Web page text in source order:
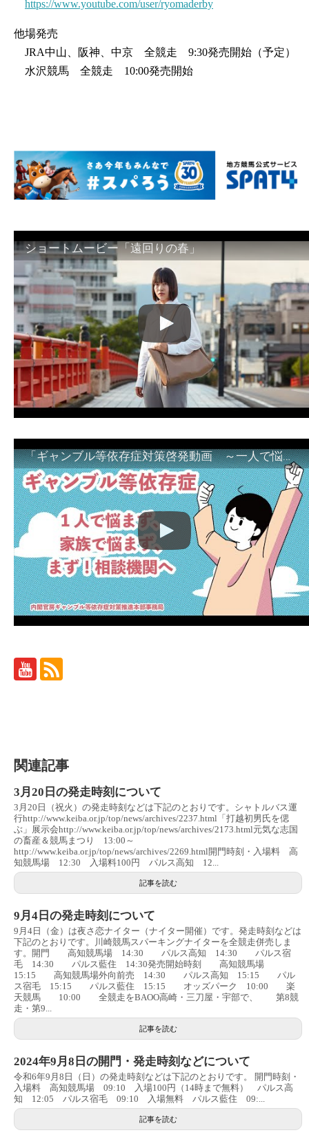
https://www.youtube.com/user/ryomaderby
他場発売
JRA中山、阪神、中京 全競走 9:30発売開始（予定）
水沢競馬 全競走 10:00発売開始
ショートムービー「遠回りの春」
「ギャンブル等依存症対策啓発動画 ～一人で悩まず、家族で悩まず、まず！相談機関へ～」
関連記事
3月20日の発走時刻について
3月20日（祝火）の発走時刻などは下記のとおりです。シャトルバス運
行http://www.keiba.or.jp/top/news/archives/2237.html「打越初男氏を偲
ぶ」展示会http://www.keiba.or.jp/top/news/archives/2173.html元気な志国
の畜産＆競馬まつり 13:00～
http://www.keiba.or.jp/top/news/archives/2269.html開門時刻・入場料 高
知競馬場 12:30 入場料100円 パルス高知 12...
記事を読む
9月4日の発走時刻について
9月4日（金）は夜さ恋ナイター（ナイター開催）です。発走時刻などは
下記のとおりです。川崎競馬スパーキングナイターを全競走併売しま
す。開門 高知競馬場 14:30 パルス高知 14:30 パルス宿
毛 14:30 パルス藍住 14:30発売開始時刻 高知競馬場
15:15 高知競馬場外向前売 14:30 パルス高知 15:15 パル
ス宿毛 15:15 パルス藍住 15:15 オッズパーク 10:00 楽
天競馬 10:00 全競走をBAOO高崎・三刀屋・宇部で、 第8競
走・第9...
記事を読む
2024年9月8日の開門・発走時刻などについて
令和6年9月8日（日）の発走時刻などは下記のとおりです。 開門時刻・
入場料 高知競馬場 09:10 入場100円（14時まで無料） パルス高
知 12:05 パルス宿毛 09:10 入場無料 パルス藍住 09:...
記事を読む